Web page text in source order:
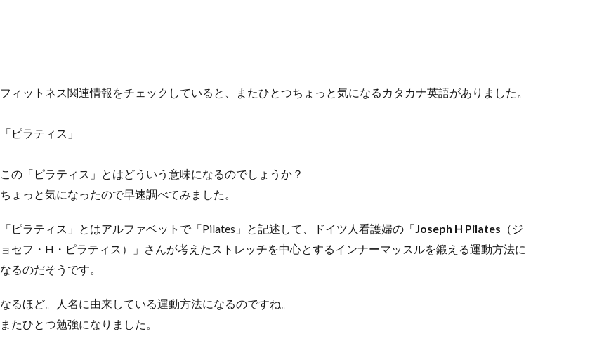
フィットネス関連情報をチェックしていると、またひとつちょっと気になるカタカナ英語がありました。
「ピラティス」
この「ピラティス」とはどういう意味になるのでしょうか？
ちょっと気になったので早速調べてみました。
「ピラティス」とはアルファベットで「Pilates」と記述して、ドイツ人看護婦の「Joseph H Pilates （ジ
ョセフ・H・ピラティス）」さんが考えたストレッチを中心とするインナーマッスルを鍛える運動方法に
なるのだそうです。
なるほど。人名に由来している運動方法になるのですね。
またひとつ勉強になりました。